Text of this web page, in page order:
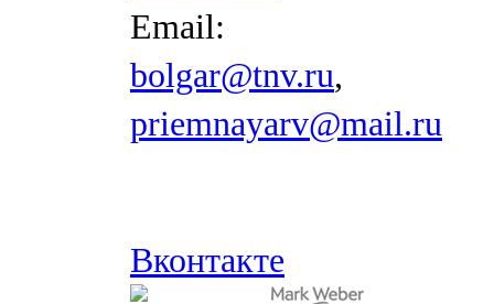
Email:
bolgar@tnv.ru,
priemnayarv@mail.ru
Вконтакте